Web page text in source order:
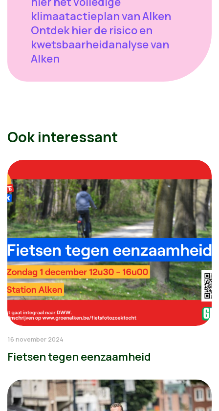
klimaatactieplan van Alken
Ontdek hier de risico en
kwetsbaarheidanalyse van
Alken
Ook interessant
16 november 2024
Fietsen tegen eenzaamheid